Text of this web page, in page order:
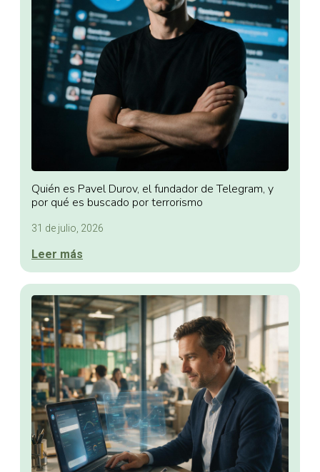
Quién es Pavel Durov, el fundador de Telegram, y
por qué es buscado por terrorismo
31 de julio, 2026
Leer más